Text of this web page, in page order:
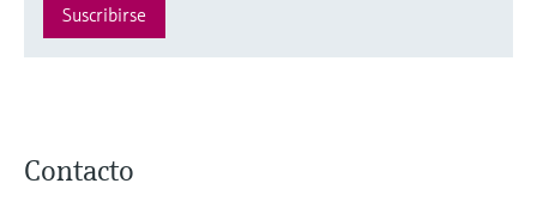
Suscribirse
Contacto